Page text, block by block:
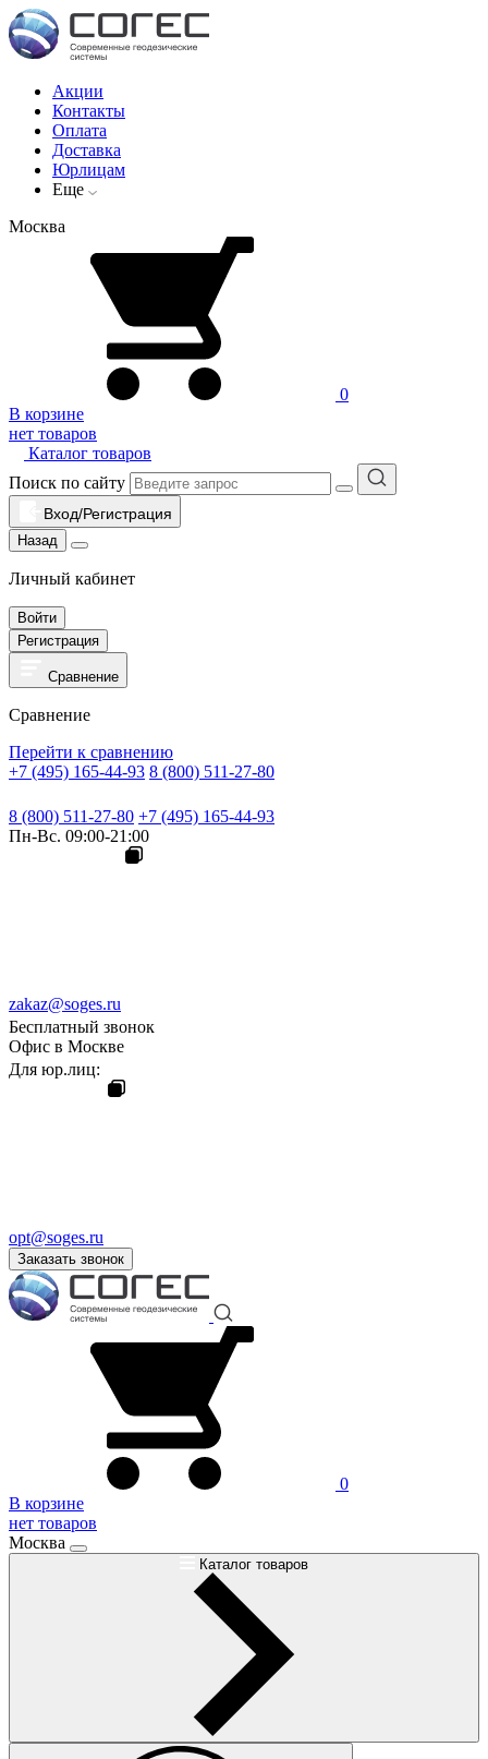
Акции
Контакты
Оплата
Доставка
Юрлицам
Еще
Москва
0
В корзине
нет товаров
Каталог товаров
Поиск по сайту
Вход/Регистрация
Назад
Личный кабинет
Войти
Регистрация
Сравнение
Сравнение
Перейти к сравнению
+7 (495) 165-44-93 8 (800) 511-27-80
8 (800) 511-27-80 +7 (495) 165-44-93
Пн-Вс. 09:00-21:00
zakaz@soges.ru
Бесплатный звонок
Офис в Москве
Для юр.лиц:
opt@soges.ru
Заказать звонок
0
В корзине
нет товаров
Москва
Каталог товаров